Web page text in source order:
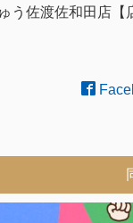
う佐渡佐和田店【